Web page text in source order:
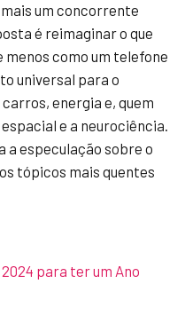
um concorrente
é reimaginar o que
menos como um telefone
universal para o
energia e, quem
e a neurociência.
a especulação sobre o
tópicos mais quentes
para ter um Ano